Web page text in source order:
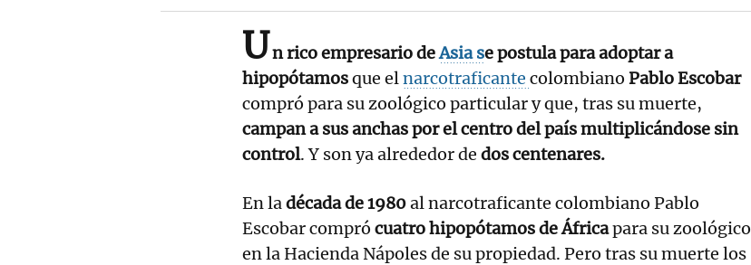
Un rico empresario deAsia se postula para adoptar a
hipopótamosque elnarcotraficante colombiano Pablo Escobar
compró para su zoológico particular y que, tras su muerte,
campan a sus anchas por el centro del país multiplicándose sin
control. Y son ya alrededor de dos centenares.
En ladécada de 1980al narcotraficante colombiano Pablo
Escobar compró cuatro hipopótamos de Áfricapara su zoológico
en la Hacienda Nápoles de su propiedad. Pero tras su muerte los